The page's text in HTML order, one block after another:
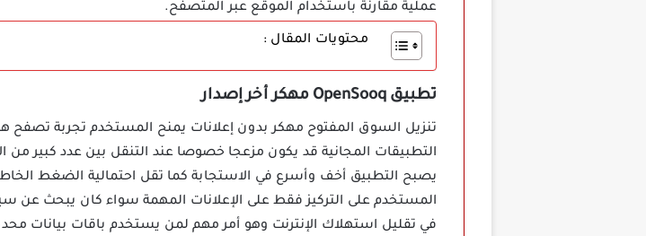
عملية مقارنة باستخدام الموقع عبر المتصفح.
محتويات المقال :
تطبيق OpenSooq مهكر أخر إصدار
تنزيل السوق المفتوح مهكر بدون إعلانات يمنح المستخدم تجربة تصفح
التطبيقات المجانية قد يكون مزعجا خصوصا عند التنقل بين عدد كبير من
يصبح التطبيق أخف وأسرع في الاستجابة كما تقل احتمالية الضغط
المستخدم على التركيز فقط على الإعلانات المهمة سواء كان يبحث عن
في تقليل استهلاك الإنترنت وهو أمر مهم لمن يستخدم باقات بيانات